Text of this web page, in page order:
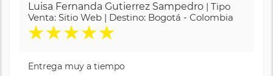
Luisa Fernanda Gutierrez Sampedro | Tipo
Venta: Sitio Web | Destino: Bogotá - Colombia
★★★★★
Entrega muy a tiempo